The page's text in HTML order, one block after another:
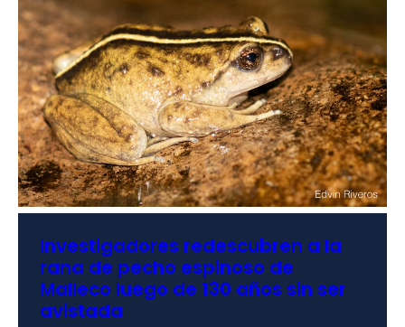
Investigadores redescubren a la
rana de pecho espinoso de
Malleco luego de 130 años sin ser
avistada